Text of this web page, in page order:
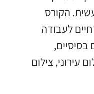
הקורס
לעבודה
בסיסיים,
עירוני, צילום